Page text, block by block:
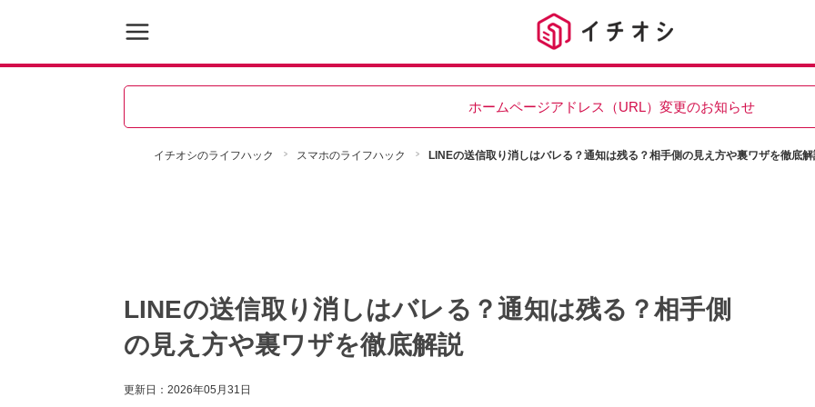
ホームページアドレス（URL）変更のお知らせ
イチオシのライフハック スマホのライフハック LINEの送信取り消しはバレる？通知は残る？相手側の見え方や裏ワザを徹底解
LINEの送信取り消しはバレる？通知は残る？相手側
の見え方や裏ワザを徹底解説
更新日： 2026年05月31日